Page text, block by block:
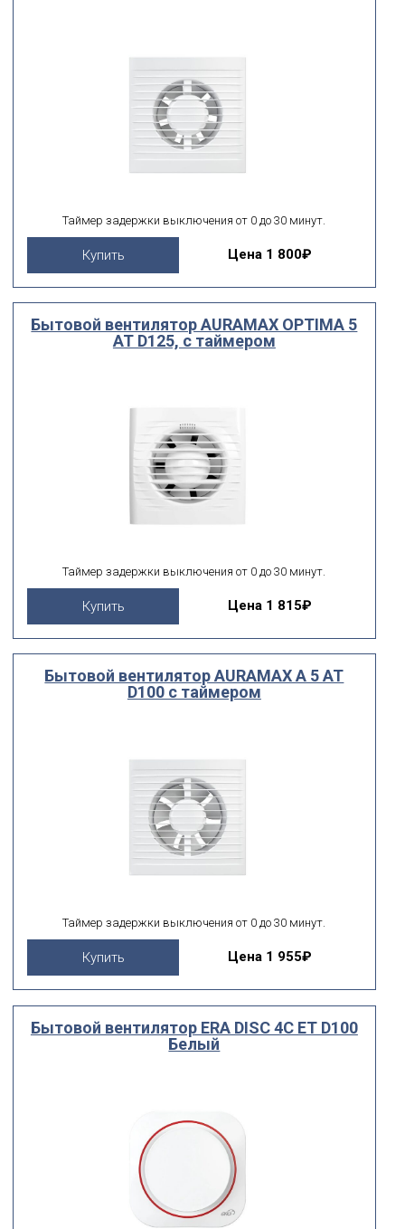
Таймер задержки выключения от 0 до 30 минут.
Купить Цена 1 800₽
Бытовой вентилятор AURAMAX OPTIMA 5
AT D125, с таймером
Таймер задержки выключения от 0 до 30 минут.
Купить Цена 1 815₽
Бытовой вентилятор AURAMAX A 5 AT
D100 с таймером
Таймер задержки выключения от 0 до 30 минут.
Купить Цена 1 955₽
Бытовой вентилятор ERA DISC 4C ET D100
Белый